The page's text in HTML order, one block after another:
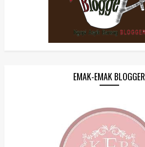
EMAK-EMAK BLOGGER